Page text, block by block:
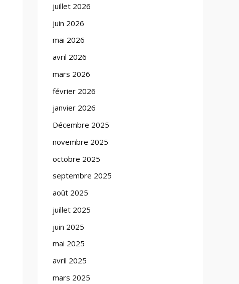
juillet 2026
juin 2026
mai 2026
avril 2026
mars 2026
février 2026
janvier 2026
Décembre 2025
novembre 2025
octobre 2025
septembre 2025
août 2025
juillet 2025
juin 2025
mai 2025
avril 2025
mars 2025